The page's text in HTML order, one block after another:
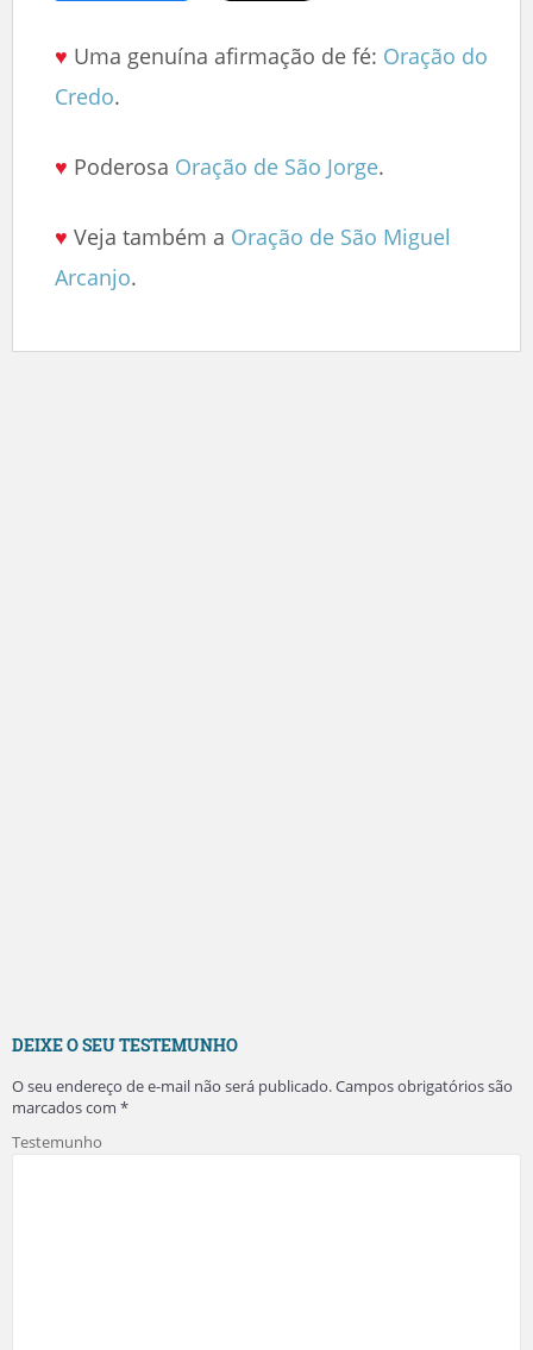
♥ Uma genuína afirmação de fé: Oração do
Credo.
♥ Poderosa Oração de São Jorge.
♥ Veja também a Oração de São Miguel
Arcanjo.
DEIXE O SEU TESTEMUNHO
O seu endereço de e-mail não será publicado.Campos obrigatórios são
marcados com *
Testemunho